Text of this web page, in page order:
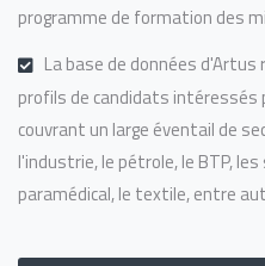
programme de formation des
La base de données
profils de candidats
couvrant un large éventail de
l'industrie, le pétrole, le BTP,
paramédical, le textile, entre